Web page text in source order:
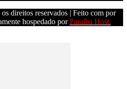
direitos reservados | Feito com por
hospedado porParaíba Host.